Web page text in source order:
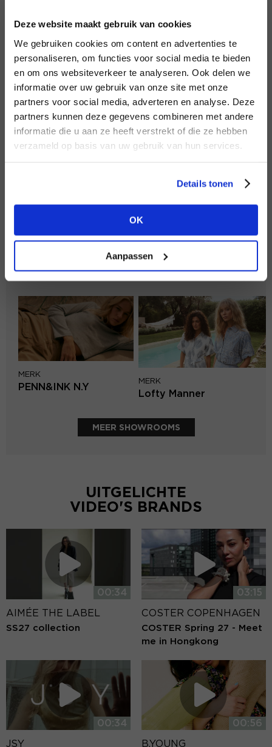
Deze website maakt gebruik van cookies
We gebruiken cookies om content en advertenties te
personaliseren, om functies voor social media te bieden
en om ons websiteverkeer te analyseren. Ook delen we
informatie over uw gebruik van onze site met onze
partners voor social media, adverteren en analyse. Deze
partners kunnen deze gegevens combineren met andere
informatie die u aan ze heeft verstrekt of die ze hebben
verzameld op basis van uw gebruik van hun services.
Details tonen
OK
Aanpassen
INLOGGEN
Wachtwoord
INLOGGEN
NOG GEEN ACCOUNT?
HEB JE NOG GEEN
ACCOUNT?
aan of bekijk de andere mogelijkheden.
BEKIJK ALLE OPTIES
MERK
Circle of Trust
Aimée the Label
MERK
MERK
Knit-ted
MERK
PENN&INK N.Y
MERK
Lofty Manner
MEER SHOWROOMS
UITGELICHTE
VIDEO'S BRANDS
00:34
AIMÉE THE LABEL
SS27 collection
03:15
COSTER COPENHAGEN
COSTER Spring 27 - Meet
me in Hongkong
00:34
JSY
00:56
B.YOUNG